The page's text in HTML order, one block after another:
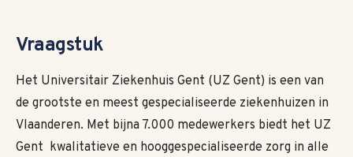
Vraagstuk
Het Universitair Ziekenhuis Gent (UZ Gent) is een van
de grootste en meest gespecialiseerde ziekenhuizen in
Vlaanderen. Met bijna 7.000 medewerkers biedt het UZ
Gent kwalitatieve en hooggespecialiseerde zorg in alle